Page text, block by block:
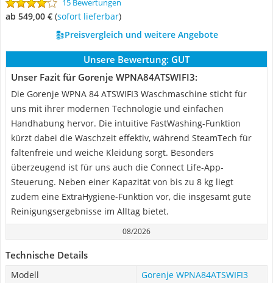
15 Bewertungen
ab 549,00 € ( Sofort lieferbar)
Preisvergleich und weitere Angebote
Unsere Bewertung: GUT
Unser Fazit für Gorenje WPNA84ATSWIFI3:
Die Gorenje WPNA 84 ATSWIFI3 Waschmaschine sticht für
uns mit ihrer modernen Technologie und einfachen
Handhabung hervor. Die intuitive FastWashing-Funktion
kürzt dabei die Waschzeit effektiv, während SteamTech für
faltenfreie und weiche Kleidung sorgt. Besonders
überzeugend ist für uns auch die Connect Life-App-
Steuerung. Neben einer Kapazität von bis zu 8 kg liegt
zudem eine ExtraHygiene-Funktion vor, die insgesamt gute
Reinigungsergebnisse im Alltag bietet.
08/2026
Technische Details
Modell
Gorenje WPNA84ATSWIFI3